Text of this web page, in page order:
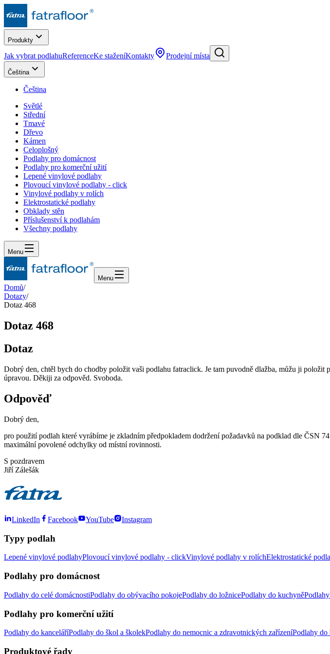
Produkty
Jak vybrat podlahuReferenceKe staženíKontakty Prodejní místa
Čeština
Čeština
Světlé
Střední
Tmavé
Dřevo
Kámen
Celoplošný
Podlahy pro domácnost
Podlahy pro komerční užití
Lepené vinylové podlahy
Plovoucí vinylové podlahy - click
Vinylové podlahy v rolích
Elektrostatické podlahy
Obklady stěn
Příslušenství k podlahám
Všechny podlahy
Menu
Menu
Domů/
Dotazy/
Dotaz 468
Dotaz 468
Dotaz
Dobrý den, chtěl bych do chodby položit vaši podlahu fatraclick. Je tam puvodně dlažba, můžu ji
úpravou. Děkiji za odpověd. Svoboda.
Odpověď
Dobrý den,
pro použití podlah které vyrábíme je zkladním předpokladem dodržení požadavků na podklad dle ČSN
maximální povolené odchylky od místní rovinnosti.
S pozdravem
Jiří Zálešák
LinkedIn Facebook YouTube Instagram
Typy podlah
Lepené vinylové podlahyPlovoucí vinylové podlahy - clickVinylové podlahy v rolíchElektrostatické
Podlahy pro domácnost
Podlahy do celé domácnostiPodlahy do obývacího pokojePodlahy do ložnicePodlahy do kuchyně
Podlahy pro komerční užití
Podlahy do kanceláříPodlahy do škol a školekPodlahy do nemocnic a zdravotnických zařízeníPodlahy do
Produktové řady